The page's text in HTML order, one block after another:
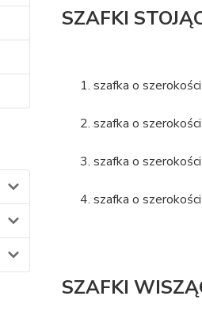
SZAFKI
szafka o
szafka o
szafka o
szafka o
SZAFKI